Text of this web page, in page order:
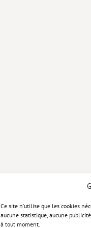
Ce site n'utilise que les cookies
aucune statistique, aucune
à tout moment.
Politique de confidentialité